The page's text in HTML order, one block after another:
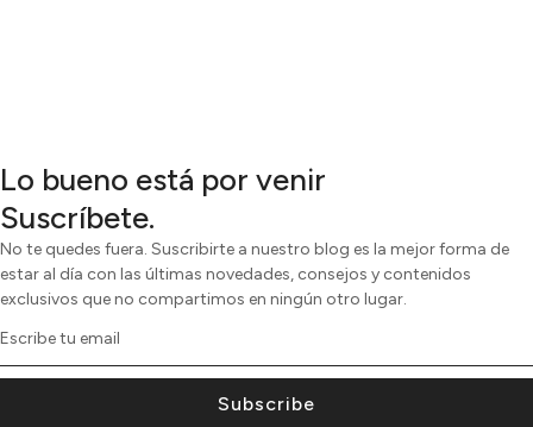
Lo bueno está por venir
Suscríbete.
No te quedes fuera. Suscribirte a nuestro blog es la mejor forma de
estar al día con las últimas novedades, consejos y contenidos
exclusivos que no compartimos en ningún otro lugar.
Subscribe